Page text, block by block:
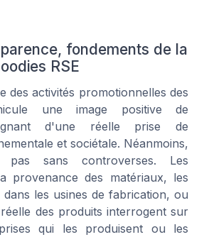
fondements de la
RSE
des activités promotionnelles des
une image positive de
d'une réelle prise de
et sociétale. Néanmoins,
sans controverses. Les
provenance des matériaux, les
les usines de fabrication, ou
des produits interrogent sur
qui les produisent ou les